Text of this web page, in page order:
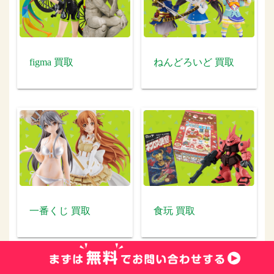
figma 買取 ねんどろいど 買取
一番くじ 買取 食玩 買取